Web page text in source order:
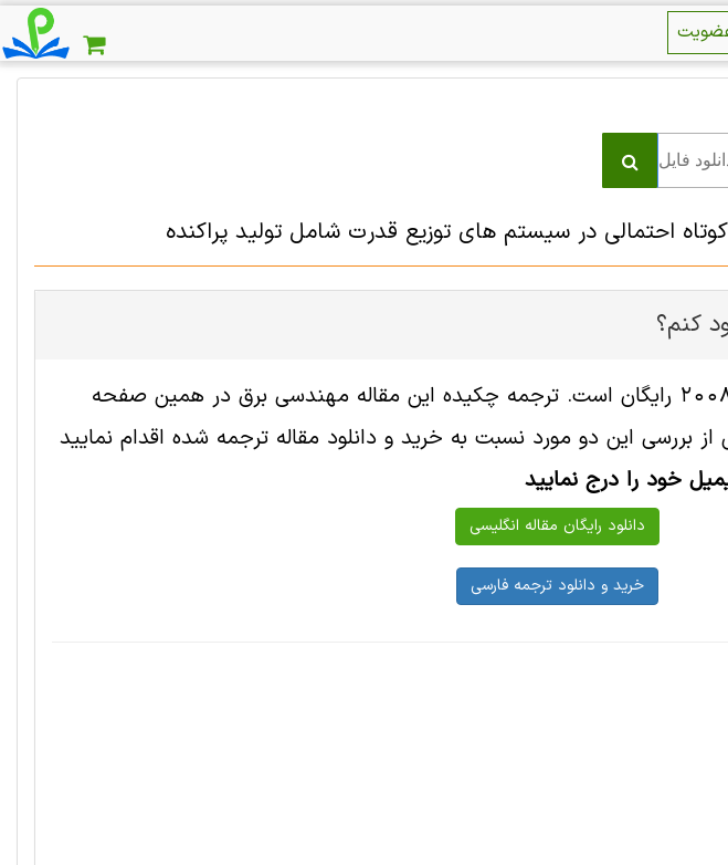
احتمالی در سیستم های توزیع قدرت شامل تولید پراکنده
کنم؟
فایل انگلیسی این مقاله با شناسه 2008722 رایگان است. ترجمه چکیده این مقاله مهندسی برق در همین صفحه
این دو مورد نسبت به خرید و دانلود مقاله ترجمه شده اقدام نمایید
خود را درج نمایید